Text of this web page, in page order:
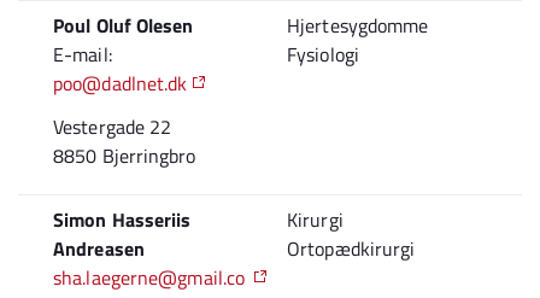
Poul Oluf Olesen
E-mail:
poo@dadlnet.dk
Vestergade 22
8850 Bjerringbro
Hjertesygdomme
Fysiologi
Simon Hasseriis
Andreasen
sha.laegerne@gmail.co
Kirurgi
Ortopædkirurgi